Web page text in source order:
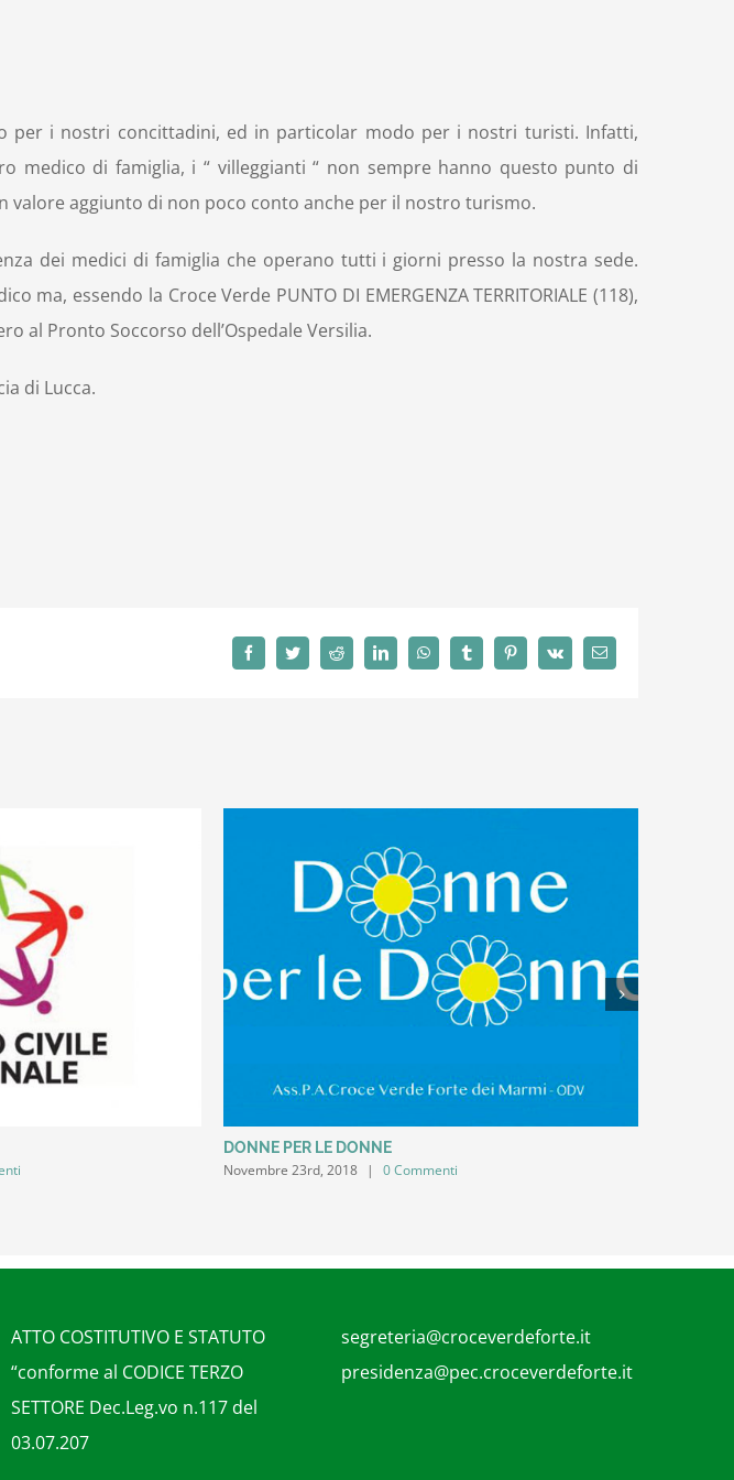
per i nostri concittadini, ed in particolar modo per i nostri turisti. Infatti,
di famiglia, i “ villeggianti “ non sempre hanno questo punto di
valore aggiunto di non poco conto anche per il nostro turismo.
dei medici di famiglia che operano tutti i giorni presso la nostra sede.
essendo la Croce Verde PUNTO DI EMERGENZA TERRITORIALE (118),
al Pronto Soccorso dell’Ospedale Versilia.
di Lucca.
FacebookTwitterReddit LinkedInWhatsAppTumblrPinterest
Vk Email
DONNE PER LE DONNE
Novembre 23rd, 2018 | 0 Commenti
ATTO COSTITUTIVO E STATUTO
“conforme al CODICE TERZO
SETTORE Dec.Leg.vo n.117 del
03.07.207
segreteria@croceverdeforte.it
presidenza@pec.croceverdeforte.it